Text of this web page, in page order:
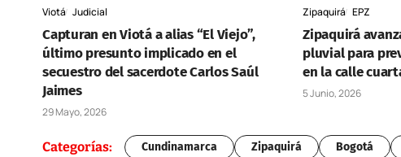
Viotá Judicial
Capturan en Viotá a alias “El Viejo”,
último presunto implicado en el
secuestro del sacerdote Carlos Saúl
Jaimes
29 Mayo, 2026
Zipaquirá EPZ
Zipaquirá
pluvial para
en la calle
5 Junio, 2026
Categorías: Cundinamarca Zipaquirá Bogotá